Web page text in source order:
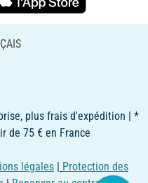
plus frais d'expédition | *
de 75 € en France
légales | Protection des